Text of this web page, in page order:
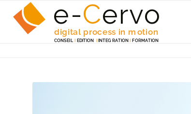
e-Cervo
digital process in motion
CONSEIL I EDITION I INTEG RATION I FORMATION